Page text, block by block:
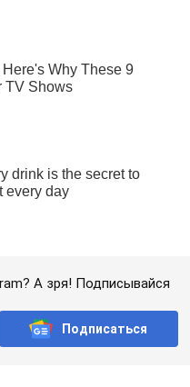
А зря! Подписывайся
Подписаться